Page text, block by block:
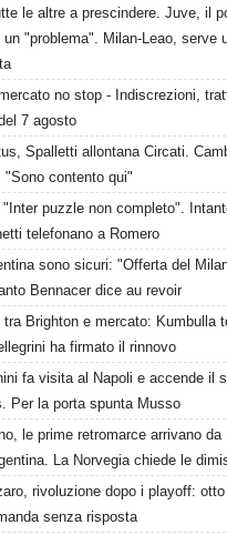
le altre a prescindere. Juve, il
un "problema". Milan-Leao, serve
no stop - Indiscrezioni,
7 agosto
Spalletti allontana Circati.
"Sono contento qui"
"Inter puzzle non completo".
telefonano a Romero
sono sicuri: "Offerta del
Bennacer dice au revoir
tra Brighton e mercato: Kumbulla
ha firmato il rinnovo
fa visita al Napoli e accende il
Per la porta spunta Musso
le prime retromarce arrivano da
La Norvegia chiede le
rivoluzione dopo i playoff: otto
senza risposta